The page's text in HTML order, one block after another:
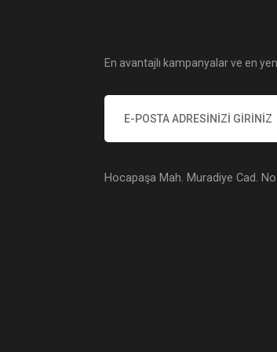
En avantajlı kampanyalar ve en
Hocapaşa Mah. Muradiye Cad.